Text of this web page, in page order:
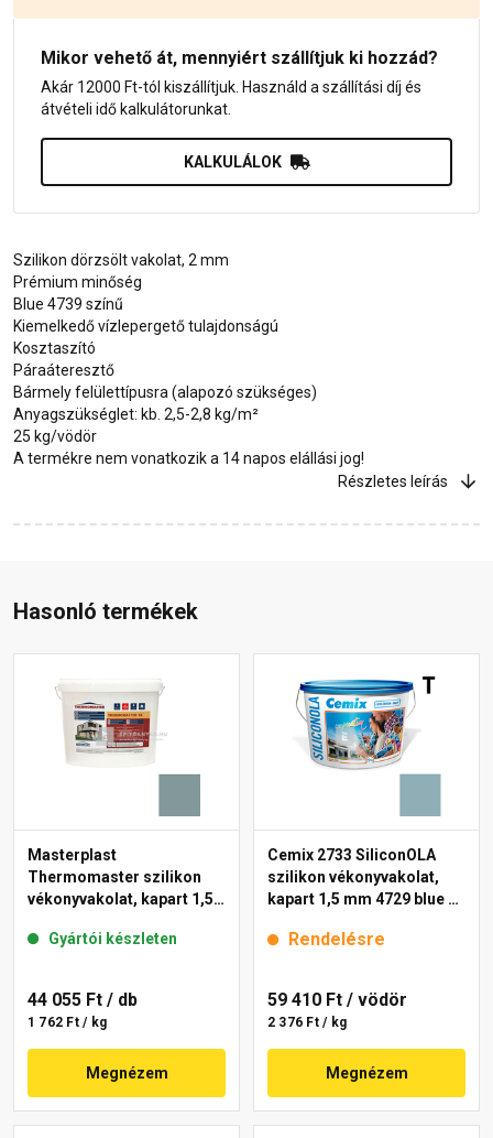
Mikor vehető át, mennyiért szállítjuk ki hozzád?
Akár 12000 Ft-tól kiszállítjuk. Használd a szállítási díj és
átvételi idő kalkulátorunkat.
KALKULÁLOK
Szilikon dörzsölt vakolat, 2 mm
Prémium minőség
Blue 4739 színű
Kiemelkedő vízlepergető tulajdonságú
Kosztaszító
Páraáteresztő
Bármely felülettípusra (alapozó szükséges)
Anyagszükséglet: kb. 2,5-2,8 kg/m²
25 kg/vödör
A termékre nem vonatkozik a 14 napos elállási jog!
Részletes leírás
Hasonló termékek
Masterplast
Thermomaster szilikon
vékonyvakolat, kapart 1,5
Gyártói készleten
44 055 Ft / db
1 762 Ft / kg
Megnézem
Cemix 2733 SiliconOLA
szilikon vékonyvakolat,
kapart 1,5 mm 4729 blue 25
Rendelésre
59 410 Ft / vödör
2 376 Ft / kg
Megnézem